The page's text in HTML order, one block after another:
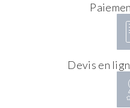
Devis en